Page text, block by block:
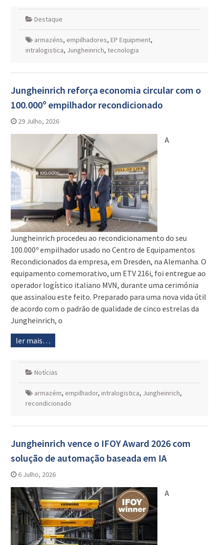
Destaque
armazéns, empilhadores, EP Equipment,
intralogistica, Jungheinrich, tecnologia
Jungheinrich reforça economia circular com o
100.000º empilhador recondicionado
29 Julho, 2026
A
Jungheinrich procedeu ao recondicionamento do seu
100.000º empilhador usado no Centro de Equipamentos
Recondicionados da empresa, em Dresden, na Alemanha. O
equipamento comemorativo, um ETV 216i, foi entregue ao
operador logístico italiano MVN, durante uma cerimónia
que assinalou este feito. Preparado para uma nova vida útil
de acordo com o padrão de qualidade de cinco estrelas da
Jungheinrich, o
ler mais…
Notícias
armazém, empilhador, intralogistica, Jungheinrich,
recondicionado
Jungheinrich vence o IFOY Award 2026 com
solução de automação baseada em IA
6 Julho, 2026
A